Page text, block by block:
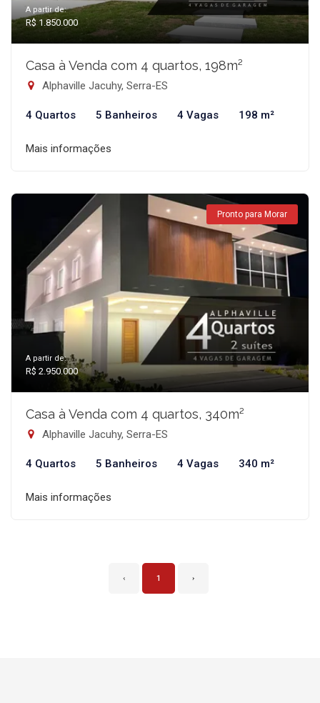
A partir de:
R$ 1.850.000
Casa à Venda com 4 quartos, 198m²
Alphaville Jacuhy, Serra-ES
4 Quartos 5 Banheiros 4 Vagas 198 m²
Mais informações
Pronto para Morar
A partir de:
R$ 2.950.000
Casa à Venda com 4 quartos, 340m²
Alphaville Jacuhy, Serra-ES
4 Quartos 5 Banheiros 4 Vagas 340 m²
Mais informações
‹ 1 ›